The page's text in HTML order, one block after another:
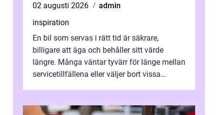
02 augusti 2026
admin
inspiration
En bil som servas i rätt tid är säkrare,
billigare att äga och behåller sitt värde
längre. Många väntar tyvärr för länge mellan
servicetillfällena eller väljer bort vissa